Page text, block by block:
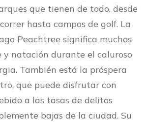
que tienen de todo, desde
hasta campos de golf. La
Peachtree significa muchos
y natación durante el caluroso
También está la próspera
que puede disfrutar con
a las tasas de delitos
bajas de la ciudad. Su